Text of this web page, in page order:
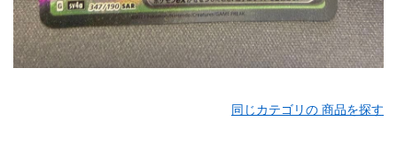
同じカテゴリの 商品を探す